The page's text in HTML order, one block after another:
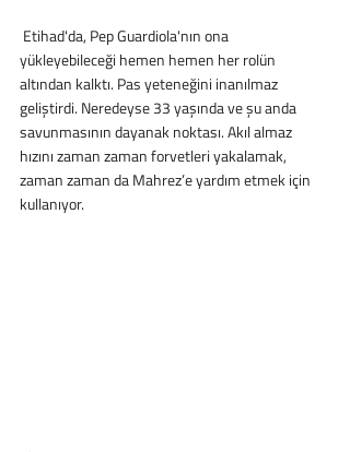
yükleyebileceği hemen hemen her rolün
altından kalktı. Pas yeteneğini inanılmaz
geliştirdi. Neredeyse 33 yaşında ve şu anda
savunmasının dayanak noktası. Akıl almaz
hızını zaman zaman forvetleri yakalamak,
zaman zaman da Mahrez’e yardım etmek için
kullanıyor.